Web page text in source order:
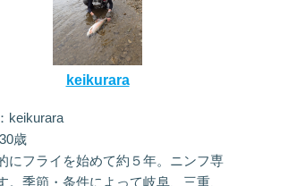
keikurara
keikurara
歳
にフライを始めて約５年。ニンフ専
。季節・条件によって岐阜、三重、